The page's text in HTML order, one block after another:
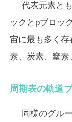
代表元素と
ックとpブロッ
宙に最も多く存
素、炭素、窒素
周期表の軌道
同様のグル